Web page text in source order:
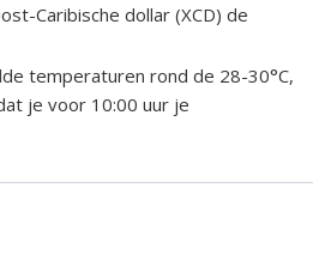
Caribische dollar (XCD) de
temperaturen rond de 28-30°C,
je voor 10:00 uur je